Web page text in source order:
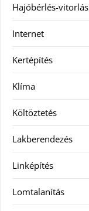
Hajóbérlés-vitorlás
Internet
Kertépítés
Klíma
Költöztetés
Lakberendezés
Linképítés
Lomtalanítás